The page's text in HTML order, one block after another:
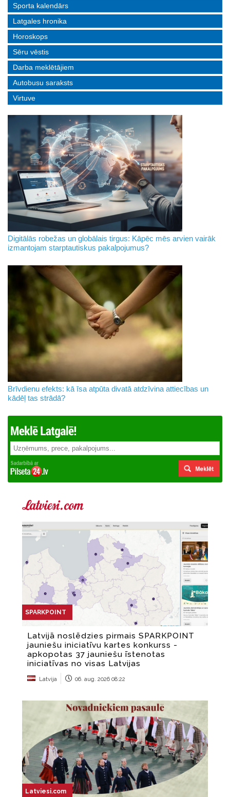
Sporta kalendārs
Latgales hronika
Horoskops
Sēru vēstis
Darba meklētājiem
Autobusu saraksts
Virtuve
Digitālās robežas un globālais tirgus: Kāpēc mēs arvien vairāk
izmantojam starptautiskus pakalpojumus?
Brīvdienu efekts: kā īsa atpūta divatā atdzīvina attiecības un
kādēļ tas strādā?